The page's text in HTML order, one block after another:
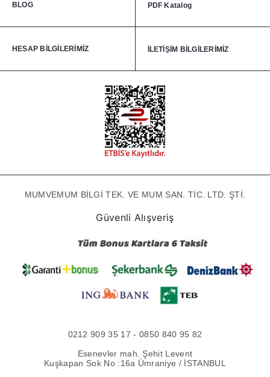
BLOG PDF Katalog
HESAP BİLGİLERİMİZ İLETİŞİM BİLGİLERİMİZ
MUMVEMUM BİLGİ TEK. VE MUM SAN. TİC. LTD. ŞTİ.
Güvenli Alışveriş
0212 909 35 17 - 0850 840 95 82
Esenevler mah. Şehit Levent
Kuşkapan Sok No :16a Ümraniye / İSTANBUL